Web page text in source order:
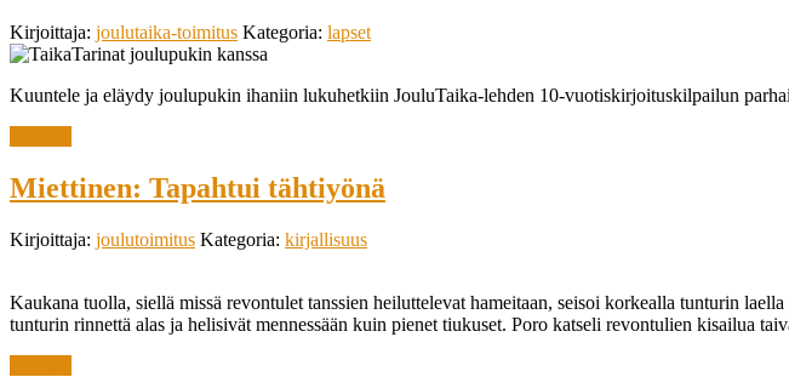
Kirjoittaja: joulutaika-toimitus Kategoria: lapset
Kuuntele ja eläydy joulupukin ihaniin lukuhetkiin JouluTaika-lehden 10-vuotiskirjoituskilpailun
Miettinen: Tapahtui tähtiyönä
Kirjoittaja: joulutoimitus Kategoria: kirjallisuus
Kaukana tuolla, siellä missä revontulet tanssien heiluttelevat hameitaan, seisoi korkealla tunturin
tunturin rinnettä alas ja helisivät mennessään kuin pienet tiukuset. Poro katseli revontulien kisailua